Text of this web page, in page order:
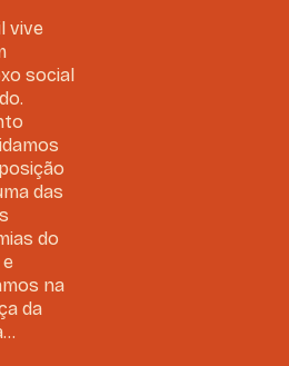
vive
social
das
do
na
da